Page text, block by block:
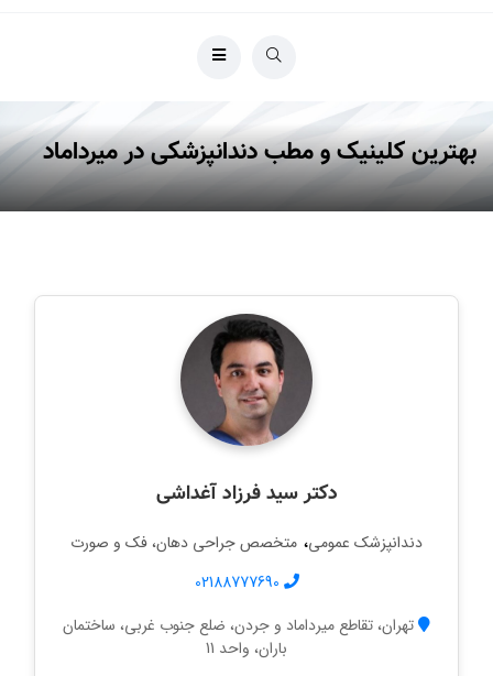
بهترین کلینیک و مطب دندانپزشکی در میرداماد
دکتر سید فرزاد آغداشی
دندانپزشک عمومی، متخصص جراحی دهان، فک و صورت
02188777690
تهران، تقاطع میرداماد و جردن، ضلع جنوب غربی، ساختمان
باران، واحد 11